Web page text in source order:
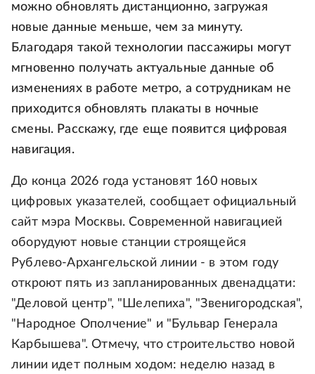
можно обновлять дистанционно, загружая
новые данные меньше, чем за минуту.
Благодаря такой технологии пассажиры могут
мгновенно получать актуальные данные об
изменениях в работе метро, а сотрудникам не
приходится обновлять плакаты в ночные
смены. Расскажу, где еще появится цифровая
навигация.
До конца 2026 года установят 160 новых
цифровых указателей, сообщает официальный
сайт мэра Москвы. Современной навигацией
оборудуют новые станции строящейся
Рублево-Архангельской линии - в этом году
откроют пять из запланированных двенадцати:
"Деловой центр", "Шелепиха", "Звенигородская",
"Народное Ополчение" и "Бульвар Генерала
Карбышева". Отмечу, что строительство новой
линии идет полным ходом: неделю назад в